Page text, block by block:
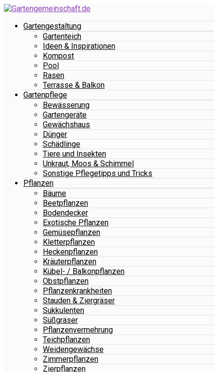
Gartengestaltung
Gartenteich
Ideen & Inspirationen
Kompost
Pool
Rasen
Terrasse & Balkon
Gartenpflege
Bewässerung
Gartengeräte
Gewächshaus
Dünger
Schädlinge
Tiere und Insekten
Unkraut, Moos & Schimmel
Sonstige Pflegetipps und Tricks
Pflanzen
Bäume
Beetpflanzen
Bodendecker
Exotische Pflanzen
Gemüsepflanzen
Kletterpflanzen
Heckenpflanzen
Kräuterpflanzen
Kübel- / Balkonpflanzen
Obstpflanzen
Pflanzenkrankheiten
Stauden & Ziergräser
Sukkulenten
Süßgräser
Pflanzenvermehrung
Teichpflanzen
Weidengewächse
Zimmerpflanzen
Zierpflanzen